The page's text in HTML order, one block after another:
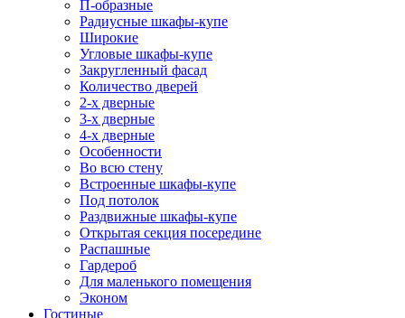
П-образные
Радиусные шкафы-купе
Широкие
Угловые шкафы-купе
Закругленный фасад
Количество дверей
2-х дверные
3-х дверные
4-х дверные
Особенности
Во всю стену
Встроенные шкафы-купе
Под потолок
Раздвижные шкафы-купе
Открытая секция посередине
Распашные
Гардероб
Для маленького помещения
Эконом
Гостиные